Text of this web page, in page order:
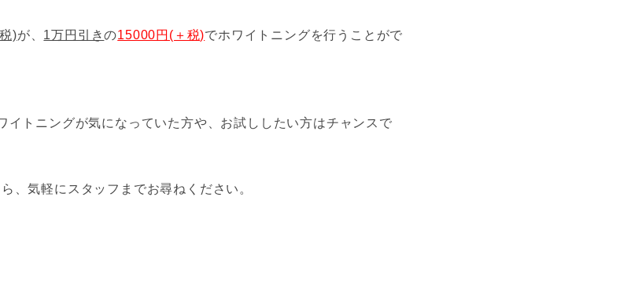
)が、 1万円引きの15000円(＋税)でホワイトニングを行うことがで
イトニングが気になっていた方や、お試ししたい方はチャンスで
、気軽にスタッフまでお尋ねください。